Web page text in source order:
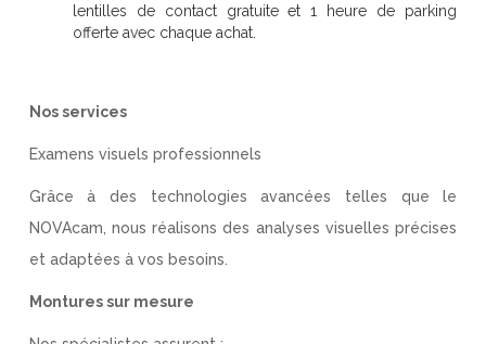
lentilles de contact gratuite et 1 heure de parking
offerte avec chaque achat.
Nos services
Examens visuels professionnels
Grâce à des technologies avancées telles que le
NOVAcam, nous réalisons des analyses visuelles précises
et adaptées à vos besoins.
Montures sur mesure